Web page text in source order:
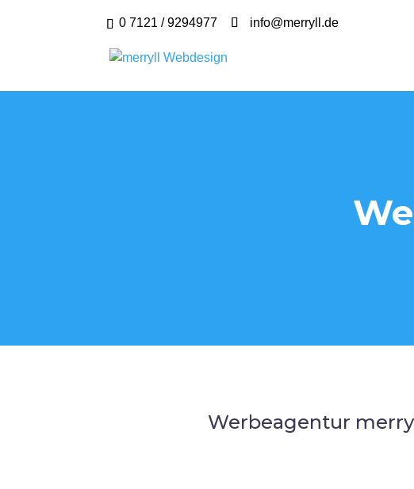
0 7121 / 9294977 info@merryll.de
Werbeagentur